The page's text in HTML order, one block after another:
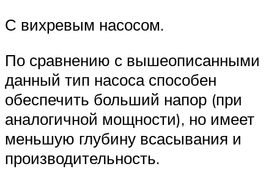
С вихревым насосом.
По сравнению с вышеописанными
данный тип насоса способен
обеспечить больший напор (при
аналогичной мощности), но имеет
меньшую глубину всасывания и
производительность.